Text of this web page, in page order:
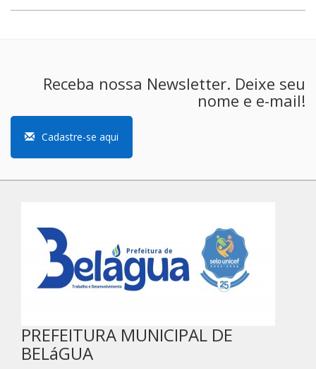
Receba nossa Newsletter. Deixe seu
nome e e-mail!
Cadastre-se aqui
PREFEITURA MUNICIPAL DE
BELáGUA